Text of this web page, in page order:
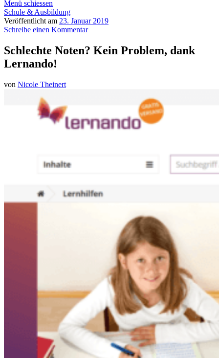
Menü schiessen
Schule & Ausbildung
Veröffentlicht am 23. Januar 2019
Schreibe einen Kommentar
Schlechte Noten? Kein Problem, dank
Lernando!
von Nicole Theinert